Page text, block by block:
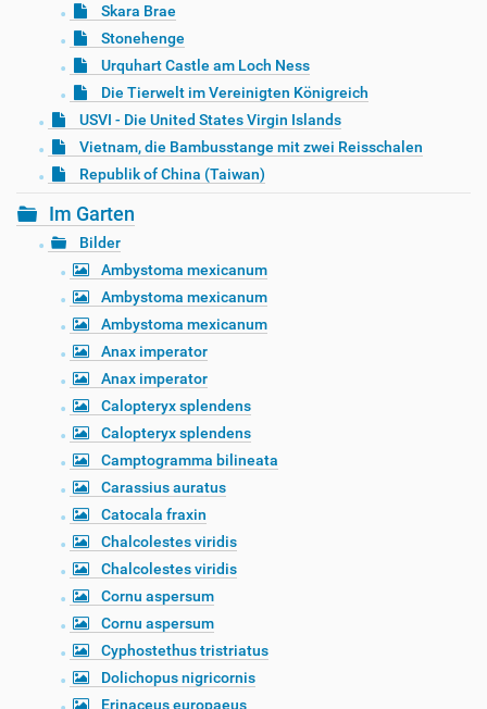
Skara Brae
Stonehenge
Urquhart Castle am Loch Ness
Die Tierwelt im Vereinigten Königreich
USVI - Die United States Virgin Islands
Vietnam, die Bambusstange mit zwei Reisschalen
Republik of China (Taiwan)
Im Garten
Bilder
Ambystoma mexicanum
Ambystoma mexicanum
Ambystoma mexicanum
Anax imperator
Anax imperator
Calopteryx splendens
Calopteryx splendens
Camptogramma bilineata
Carassius auratus
Catocala fraxin
Chalcolestes viridis
Chalcolestes viridis
Cornu aspersum
Cornu aspersum
Cyphostethus tristriatus
Dolichopus nigricornis
Erinaceus europaeus